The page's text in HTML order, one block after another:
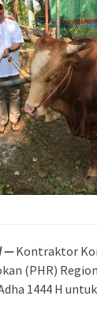
—Kontraktor
(PHR)
1444 H